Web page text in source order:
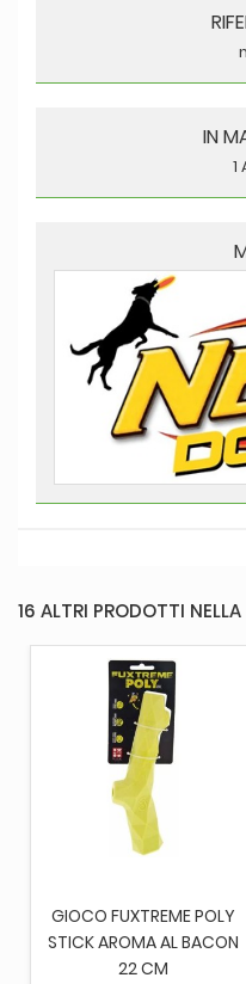
IN
1
16 ALTRI PRODOTTI
GIOCO FUXTREME POLY
STICK AROMA AL BACON
22 CM